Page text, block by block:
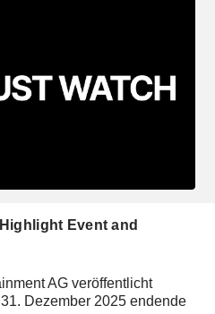
Event and
AG veröffentlicht
Dezember 2025 endende